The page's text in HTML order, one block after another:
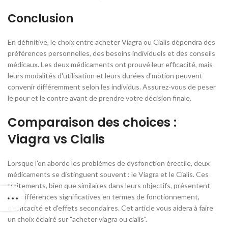
Conclusion
En définitive, le choix entre acheter Viagra ou Cialis dépendra des
préférences personnelles, des besoins individuels et des conseils
médicaux. Les deux médicaments ont prouvé leur efficacité, mais
leurs modalités d'utilisation et leurs durées d'motion peuvent
convenir différemment selon les individus. Assurez-vous de peser
le pour et le contre avant de prendre votre décision finale.
Comparaison des choices :
Viagra vs Cialis
Lorsque l'on aborde les problèmes de dysfonction érectile, deux
médicaments se distinguent souvent : le Viagra et le Cialis. Ces
traitements, bien que similaires dans leurs objectifs, présentent
des différences significatives en termes de fonctionnement,
d'efficacité et d'effets secondaires. Cet article vous aidera à faire
un choix éclairé sur "acheter viagra ou cialis".